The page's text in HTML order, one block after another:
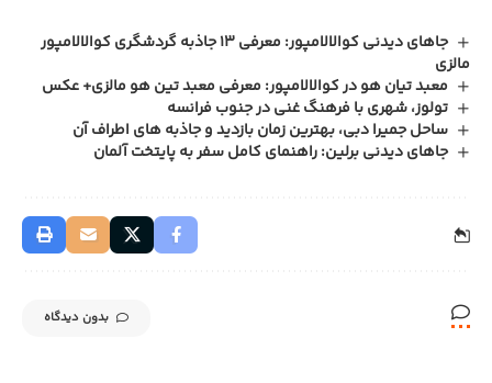
جاهای دیدنی کوالالامپور: معرفی 13 جاذبه گردشگری کوالالامپور
مالزی
معبد تیان هو در کوالالامپور: معرفی معبد تین هو مالزی+ عکس
تولوز، شهری با فرهنگ غنی در جنوب فرانسه
ساحل جمیرا دبی، بهترین زمان بازدید و جاذبه‌ های اطراف آن
جاهای دیدنی برلین: راهنمای کامل سفر به پایتخت آلمان
بدون دیدگاه